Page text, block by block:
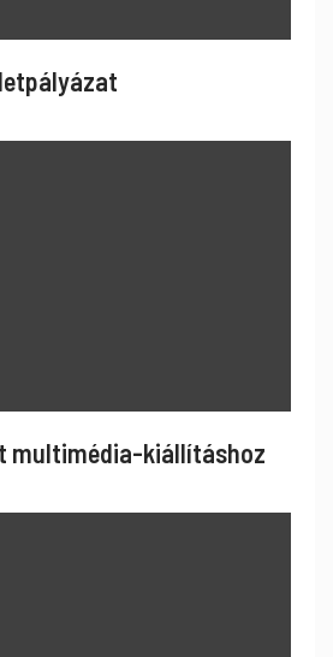
multimédia-kiállításhoz